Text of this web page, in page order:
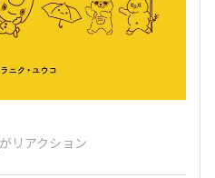
がリアクション